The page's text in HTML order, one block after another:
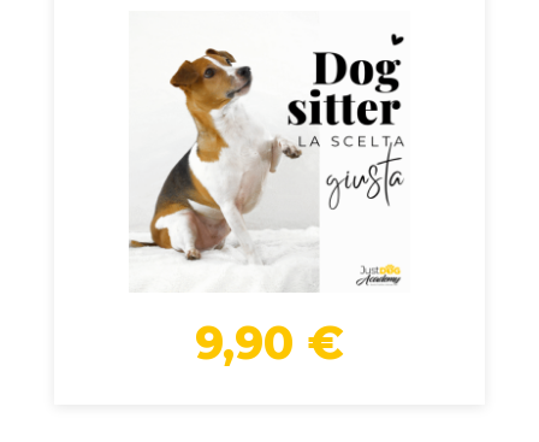
9,90 €